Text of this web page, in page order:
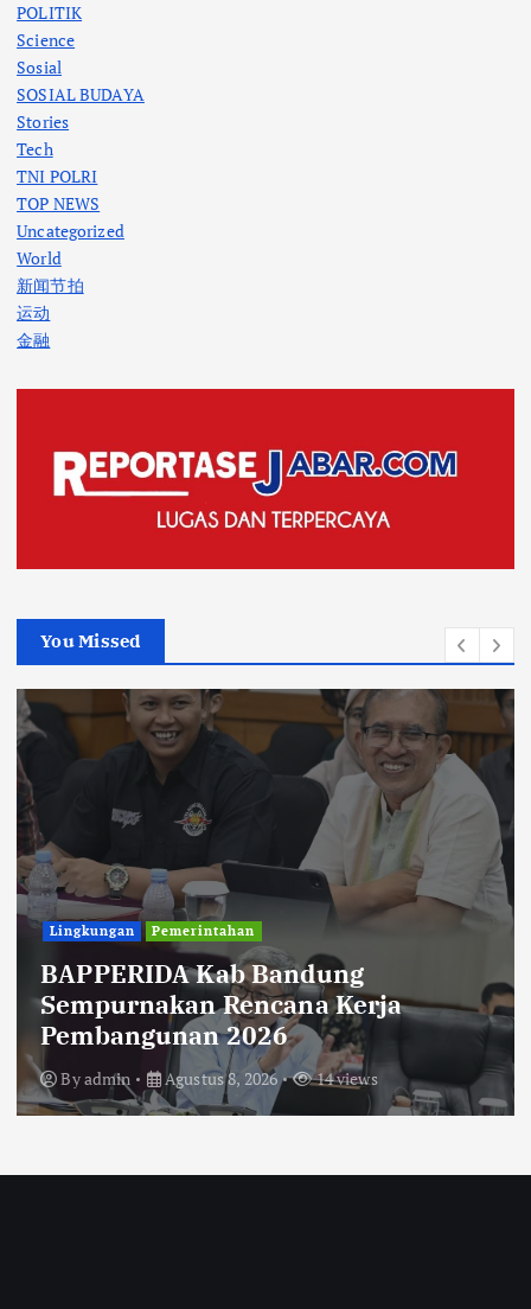
POLITIK
Science
Sosial
SOSIAL BUDAYA
Stories
Tech
TNI POLRI
TOP NEWS
Uncategorized
World
新闻节拍
运动
金融
You Missed
Uncategorized
Diberitakan Tanpa Konfirmasi,
Satresnarkoba Polres Cimahi dan
Yayasan Ultra Jadi Korban Narasi
Sepihak
Byadmin Agustus 8, 2026 14 views